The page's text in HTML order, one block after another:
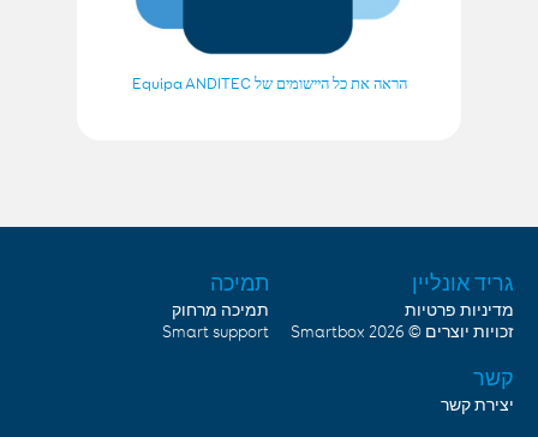
הראה את כל היישומים של Equipa ANDITEC
גריד אונליין
מדיניות פרטיות
זכויות יוצרים © 2026
Smartbox
תמיכה
תמיכה מרחוק
Smart support
קשר
יצירת קשר